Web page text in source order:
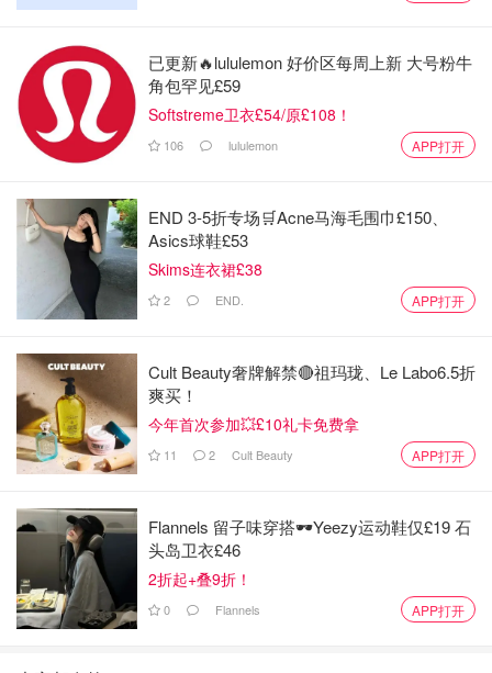
已更新🔥lululemon 好价区每周上新 大号粉牛
角包罕见£59
Softstreme卫衣£54/原£108！
106 lululemon APP打开
END 3-5折专场🛒Acne马海毛围巾£150、
Asics球鞋£53
Skims连衣裙£38
2 END. APP打开
Cult Beauty奢牌解禁🔴祖玛珑、Le Labo6.5折
爽买！
今年首次参加💥£10礼卡免费拿
11 2 Cult Beauty APP打开
Flannels 留子味穿搭🕶️Yeezy运动鞋仅£19 石
头岛卫衣£46
2折起+叠9折！
0 Flannels APP打开